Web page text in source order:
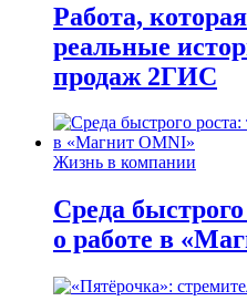
Работа,
реальные
продаж 2ГИС
Жизнь в компании
Среда
о работе в